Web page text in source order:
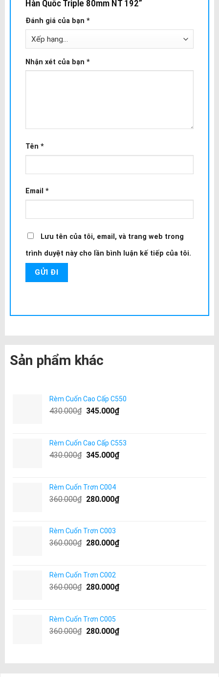
Hàn Quốc Triple 80mm NT 192”
Đánh giá của bạn *
Nhận xét của bạn *
Tên *
Email *
Lưu tên của tôi, email, và trang web trong
trình duyệt này cho lần bình luận kế tiếp của tôi.
Sản phẩm khác
Rèm Cuốn Cao Cấp C550
430.000₫ 345.000₫
Rèm Cuốn Cao Cấp C553
430.000₫ 345.000₫
Rèm Cuốn Trơn C004
360.000₫ 280.000₫
Rèm Cuốn Trơn C003
360.000₫ 280.000₫
Rèm Cuốn Trơn C002
360.000₫ 280.000₫
Rèm Cuốn Trơn C005
360.000₫ 280.000₫